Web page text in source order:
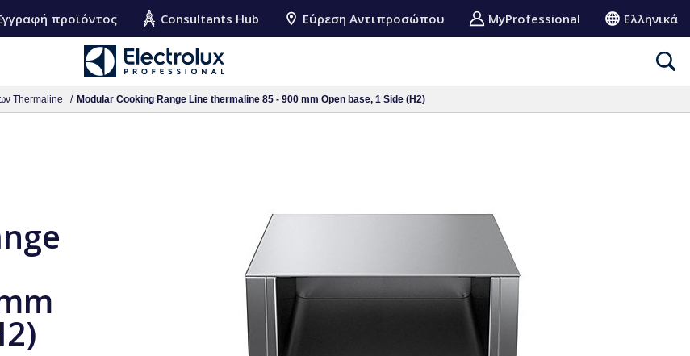
προϊόντος Consultants Hub Εύρεση Αντιπροσώπου MyProfessional Ελληνικά
Thermaline Modular Cooking Range Line thermaline 85 - 900 mm Open base, 1 Side (H2)